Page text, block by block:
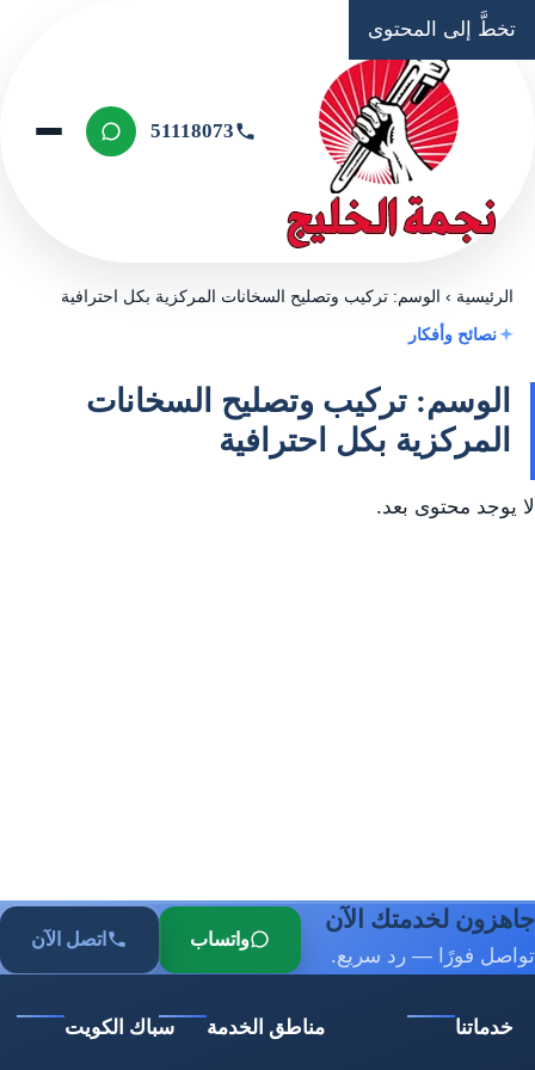
تخطَّ إلى المحتوى
51118073
الرئيسية ›الوسم: تركيب وتصليح السخانات المركزية بكل احترافية
نصائح وأفكار
الوسم: تركيب وتصليح السخانات
المركزية بكل احترافية
لا يوجد محتوى بعد.
جاهزون لخدمتك الآن
تواصل فورًا — رد سريع.
واتساب اتصل الآن
خدماتنا مناطق الخدمة سباك الكويت